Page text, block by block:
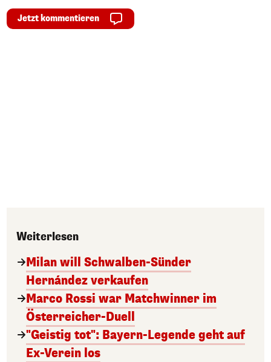
Jetzt kommentieren
Weiterlesen
Milan will Schwalben-Sünder
Hernández verkaufen
Marco Rossi war Matchwinner im
Österreicher-Duell
"Geistig tot": Bayern-Legende geht auf
Ex-Verein los